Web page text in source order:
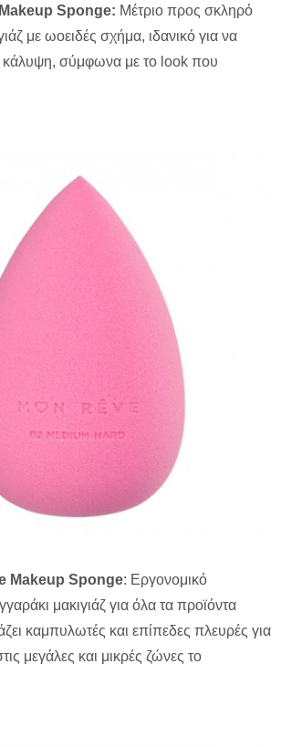
Sponge: Μέτριο προς σκληρό
με ωοειδές σχήμα, ιδανικό για να
κάλυψη, σύμφωνα με το look που
Makeup Sponge: Εργονομικό
μακιγιάζ για όλα τα προϊόντα
καμπυλωτές και επίπεδες πλευρές για
μεγάλες και μικρές ζώνες το